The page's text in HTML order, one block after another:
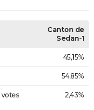
Canton de
Sedan-1
45,15%
54,85%
2,43%